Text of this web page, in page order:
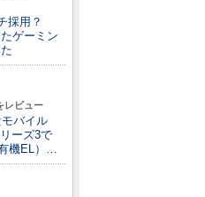
採用？
ゲーミン
レビュー
バイル
ーズ3で
機EL）…